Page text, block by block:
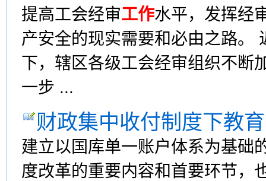
提高工会经审工作水平，发挥经
产安全的现实需要和必由之路。
下，辖区各级工会经审组织不断
一步 ...
财政集中收付制度下教
建立以国库单一账户体系为基础
度改革的重要内容和首要环节，